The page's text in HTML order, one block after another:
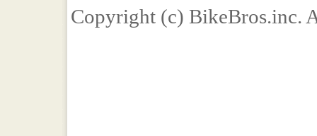
Copyright (c) BikeBros.inc.